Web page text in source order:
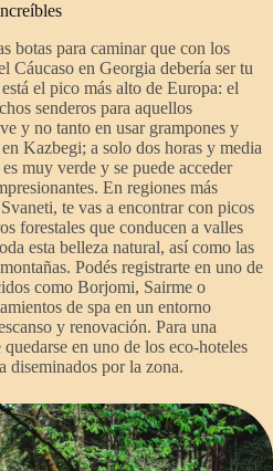
botas para caminar que con los
Cáucaso en Georgia debería ser tu
el pico más alto de Europa: el
senderos para aquellos
y no tanto en usar grampones y
Kazbegi; a solo dos horas y media
muy verde y se puede acceder
En regiones más
te vas a encontrar con picos
forestales que conducen a valles
esta belleza natural, así como las
Podés registrarte en uno de
como Borjomi, Sairme o
de spa en un entorno
y renovación. Para una
en uno de los eco-hoteles
diseminados por la zona.